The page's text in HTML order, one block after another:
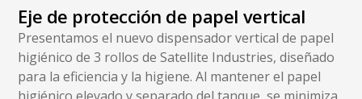
Eje de protección de papel vertical
Presentamos el nuevo dispensador vertical de papel
higiénico de 3 rollos de Satellite Industries, diseñado
para la eficiencia y la higiene. Al mantener el papel